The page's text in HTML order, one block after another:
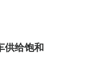
供给饱和